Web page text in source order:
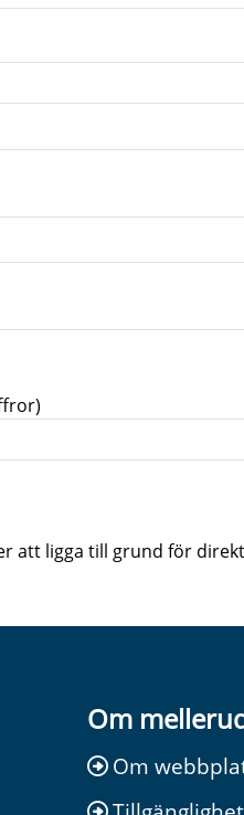
att ligga till grund för
Om
Om